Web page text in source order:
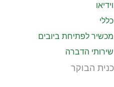
וידיאו
כללי
מכשיר לפתיחת ביובים
שירותי הדברה